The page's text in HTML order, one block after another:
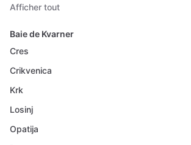
Afficher tout
Baie de Kvarner
Cres
Crikvenica
Krk
Losinj
Opatija